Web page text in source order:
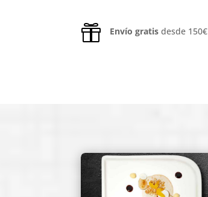
 Envío gratisdesde 150€